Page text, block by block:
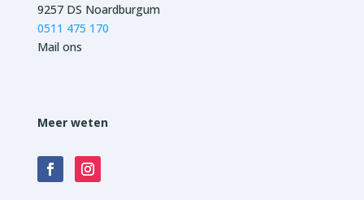
9257 DS Noardburgum
0511 475 170
Mail ons
Meer weten